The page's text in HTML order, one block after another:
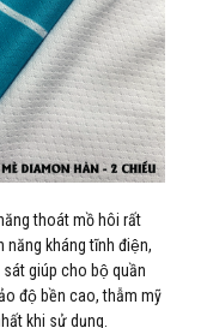
thoát mồ hôi rất
kháng tĩnh điện,
sát giúp cho bộ quần
độ bền cao, thẫm mỹ
khi sử dụng.